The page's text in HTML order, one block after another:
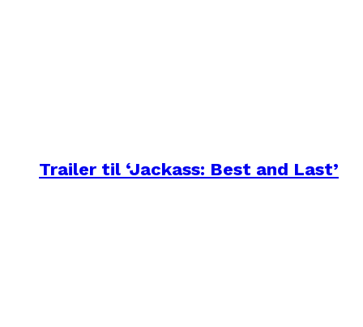
Trailer til ‘Jackass: Best and Last’